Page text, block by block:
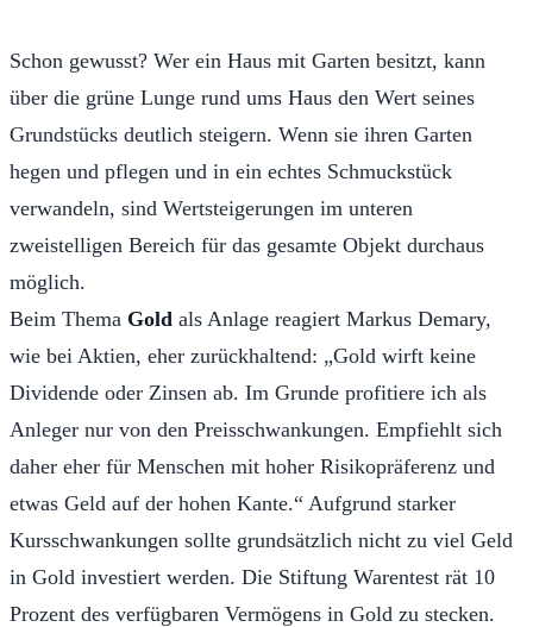
Schon gewusst? Wer ein Haus mit Garten besitzt, kann
über die grüne Lunge rund ums Haus den Wert seines
Grundstücks deutlich steigern. Wenn sie ihren Garten
hegen und pflegen und in ein echtes Schmuckstück
verwandeln, sind Wertsteigerungen im unteren
zweistelligen Bereich für das gesamte Objekt durchaus
möglich.
Beim Thema Gold als Anlage reagiert Markus Demary,
wie bei Aktien, eher zurückhaltend: „Gold wirft keine
Dividende oder Zinsen ab. Im Grunde profitiere ich als
Anleger nur von den Preisschwankungen. Empfiehlt sich
daher eher für Menschen mit hoher Risikopräferenz und
etwas Geld auf der hohen Kante.“ Aufgrund starker
Kursschwankungen sollte grundsätzlich nicht zu viel Geld
in Gold investiert werden. Die Stiftung Warentest rät 10
Prozent des verfügbaren Vermögens in Gold zu stecken.